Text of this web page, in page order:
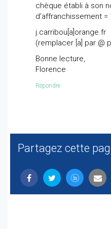
chèque établi à son
d'affranchissement =
j.carribou[a]orange.fr
(remplacer [a] par @
Bonne lecture,
Florence
Répondre
Partagez cette